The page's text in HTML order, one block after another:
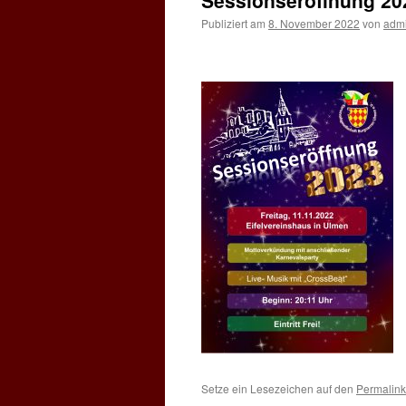
Publiziert am 8. November 2022 von
Setze ein Lesezeichen auf den Permalink